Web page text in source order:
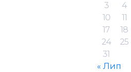
3
4
10
11
17
18
24
25
31
« Лип